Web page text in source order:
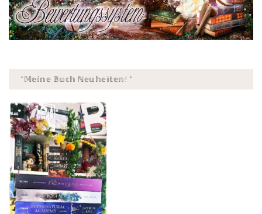
*𝕄𝕖𝕚𝕟𝕖 𝔹𝕦𝕔𝕙 ℕ𝕖𝕦𝕙𝕖𝕚𝕥𝕖𝕟! *